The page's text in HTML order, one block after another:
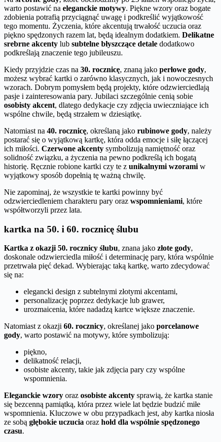
warto postawić na eleganckie motywy. Piękne wzory oraz bogate
zdobienia potrafią przyciągnąć uwagę i podkreślić wyjątkowość
tego momentu. Życzenia, które akcentują trwałość uczucia oraz
piękno spędzonych razem lat, będą idealnym dodatkiem. Delikatne
srebrne akcenty lub subtelne błyszczące detale dodatkowo
podkreślają znaczenie tego jubileuszu.
Kiedy przyjdzie czas na 30. rocznicę, znaną jako perłowe gody,
możesz wybrać kartki o zarówno klasycznych, jak i nowoczesnych
wzorach. Dobrym pomysłem będą projekty, które odzwierciedlają
pasje i zainteresowania pary. Jubilaci szczególnie cenią sobie
osobisty akcent, dlatego dedykacje czy zdjęcia uwieczniające ich
wspólne chwile, będą strzałem w dziesiątkę.
Natomiast na 40. rocznicę, określaną jako rubinowe gody, należy
postarać się o wyjątkową kartkę, która odda emocje i siłę łączącej
ich miłości. Czerwone akcenty symbolizują namiętność oraz
solidność związku, a życzenia na pewno podkreślą ich bogatą
historię. Ręcznie robione kartki czy te z unikalnymi wzorami w
wyjątkowy sposób dopełnią tę ważną chwilę.
Nie zapominaj, że wszystkie te kartki powinny być
odzwierciedleniem charakteru pary oraz wspomnieniami, które
współtworzyli przez lata.
kartka na 50. i 60. rocznicę ślubu
Kartka z okazji 50. rocznicy ślubu, znana jako złote gody,
doskonale odzwierciedla miłość i determinację pary, która wspólnie
przetrwała pięć dekad. Wybierając taką kartkę, warto zdecydować
się na:
elegancki design z subtelnymi złotymi akcentami,
personalizację poprzez dedykacje lub grawer,
urozmaicenia, które nadadzą kartce większe znaczenie.
Natomiast z okazji 60. rocznicy, określanej jako porcelanowe
gody, warto postawić na motywy, które symbolizują:
piękno,
delikatność relacji,
osobiste akcenty, takie jak zdjęcia pary czy wspólne
wspomnienia.
Eleganckie wzory oraz osobiste akcenty sprawią, że kartka stanie
się bezcenną pamiątką, która przez wiele lat będzie budzić miłe
wspomnienia. Kluczowe w obu przypadkach jest, aby kartka niosła
ze sobą głębokie uczucia oraz hołd dla wspólnie spędzonego
czasu.